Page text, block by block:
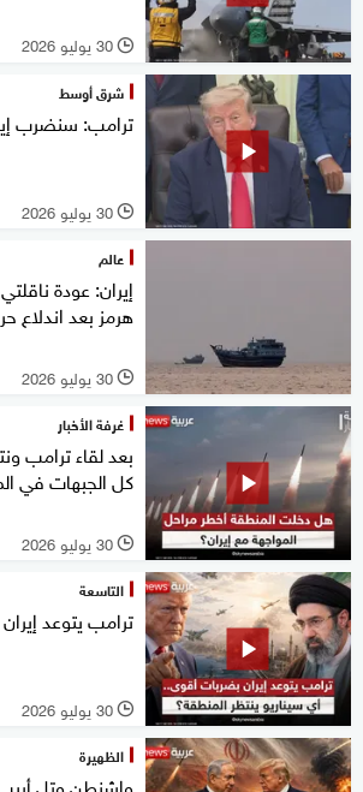
l 30 يوليو 2026
شرق أوسط
ترامب: سنضرب
l 30 يوليو 2026
عالم
إيران: عودة
هرمز بعد اندلاع
l 30 يوليو 2026
غرفة الأخبار
بعد لقاء ترامب
كل الجبهات في
l 30 يوليو 2026
التاسعة
ترامب يتوعد
l 30 يوليو 2026
الظهيرة
واشنطن وتل